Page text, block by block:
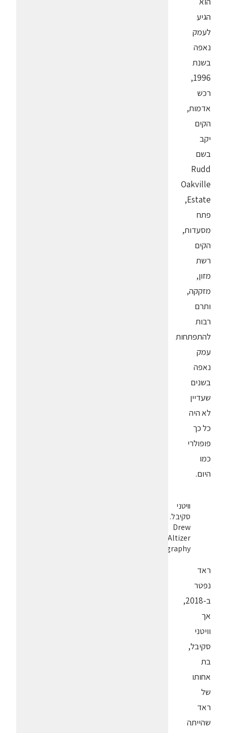
הגיע
לעמק
נאפה
בשנת
1996,
רכש
אדמות,
הקים
יקב
בשם
Rudd
Oakville
Estate,
פתח
מסעדות,
הקים
רשת
מזון,
מזקקה,
ותרם
רבות
להתפתחות
עמק
נאפה
בשנים
שעדיין
לא היה
כל כך
פופולרי
כמו
היום.
וויטני
סקיבל.
Drew
Altizer
Photography
ראד
נפטר
ב-2018,
אך
וויטני
סקיבל,
בת
אחותו
של
ראד
שהייתה